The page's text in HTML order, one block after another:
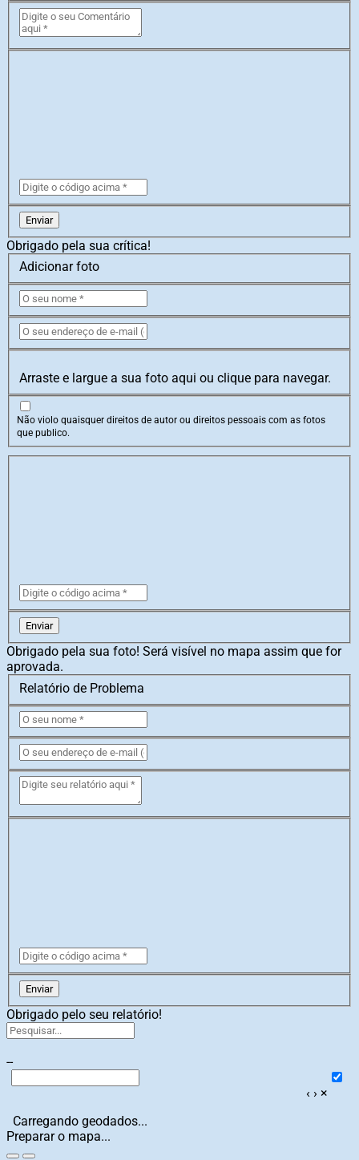
Enviar
Obrigado pela sua crítica!
Adicionar foto
Arraste e largue a sua foto aqui ou clique para navegar.
Não violo quaisquer direitos de autor ou direitos pessoais com as fotos
que publico.
Enviar
Obrigado pela sua foto! Será visível no mapa assim que for
aprovada.
Relatório de Problema
Enviar
Obrigado pelo seu relatório!
--
‹ › ×
Carregando geodados...
Preparar o mapa...